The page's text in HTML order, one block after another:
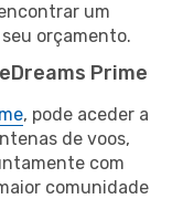
um
orçamento.
Prime
, pode aceder a
de voos,
com
comunidade